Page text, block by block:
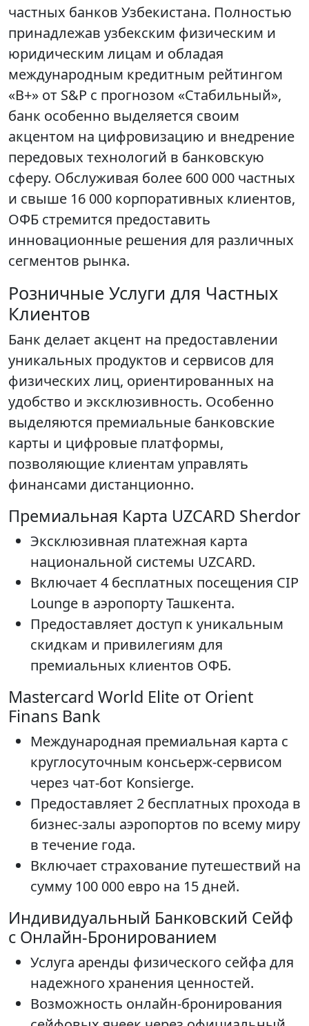
частных банков Узбекистана. Полностью
принадлежав узбекским физическим и
юридическим лицам и обладая
международным кредитным рейтингом
«B+» от S&P с прогнозом «Стабильный»,
банк особенно выделяется своим
акцентом на цифровизацию и внедрение
передовых технологий в банковскую
сферу. Обслуживая более 600 000 частных
и свыше 16 000 корпоративных клиентов,
ОФБ стремится предоставить
инновационные решения для различных
сегментов рынка.
Розничные Услуги для Частных
Клиентов
Банк делает акцент на предоставлении
уникальных продуктов и сервисов для
физических лиц, ориентированных на
удобство и эксклюзивность. Особенно
выделяются премиальные банковские
карты и цифровые платформы,
позволяющие клиентам управлять
финансами дистанционно.
Премиальная Карта UZCARD Sherdor
Эксклюзивная платежная карта
национальной системы UZCARD.
Включает 4 бесплатных посещения CIP
Lounge в аэропорту Ташкента.
Предоставляет доступ к уникальным
скидкам и привилегиям для
премиальных клиентов ОФБ.
Mastercard World Elite от Orient
Finans Bank
Международная премиальная карта с
круглосуточным консьерж-сервисом
через чат-бот Konsierge.
Предоставляет 2 бесплатных прохода в
бизнес-залы аэропортов по всему миру
в течение года.
Включает страхование путешествий на
сумму 100 000 евро на 15 дней.
Индивидуальный Банковский Сейф
с Онлайн-Бронированием
Услуга аренды физического сейфа для
надежного хранения ценностей.
Возможность онлайн-бронирования